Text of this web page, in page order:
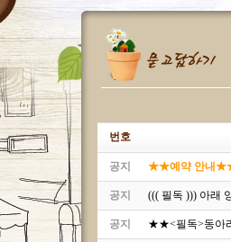
번호
공지 ★★예약 안내
공지 ((( 필독 ))) 아래
공지 ★★<필독>동아